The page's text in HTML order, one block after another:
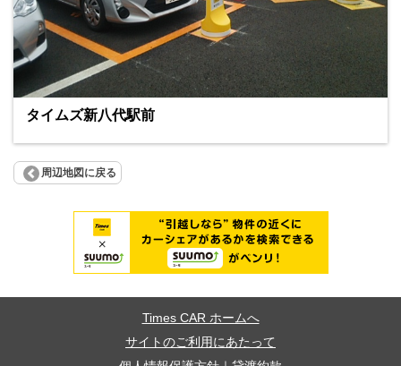
タイムズ新八代駅前
周辺地図に戻る
Times CAR ホームへ
サイトのご利用にあたって